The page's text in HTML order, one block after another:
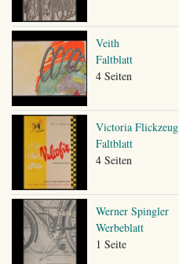
Veith
Faltblatt
4 Seiten
Victoria Flickzeug
Faltblatt
4 Seiten
Werner Spingler
Werbeblatt
1 Seite